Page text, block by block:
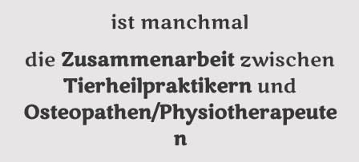
ist manchmal
die Zusammenarbeitzwischen
Tierheilpraktikernund
Osteopathen/Physiotherapeute
n